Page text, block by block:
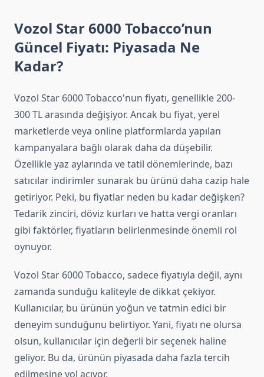
Vozol Star 6000 Tobacco’nun
Güncel Fiyatı: Piyasada Ne
Kadar?
Vozol Star 6000 Tobacco'nun fiyatı, genellikle 200-
300 TL arasında değişiyor. Ancak bu fiyat, yerel
marketlerde veya online platformlarda yapılan
kampanyalara bağlı olarak daha da düşebilir.
Özellikle yaz aylarında ve tatil dönemlerinde, bazı
satıcılar indirimler sunarak bu ürünü daha cazip hale
getiriyor. Peki, bu fiyatlar neden bu kadar değişken?
Tedarik zinciri, döviz kurları ve hatta vergi oranları
gibi faktörler, fiyatların belirlenmesinde önemli rol
oynuyor.
Vozol Star 6000 Tobacco, sadece fiyatıyla değil, aynı
zamanda sunduğu kaliteyle de dikkat çekiyor.
Kullanıcılar, bu ürünün yoğun ve tatmin edici bir
deneyim sunduğunu belirtiyor. Yani, fiyatı ne olursa
olsun, kullanıcılar için değerli bir seçenek haline
geliyor. Bu da, ürünün piyasada daha fazla tercih
edilmesine yol açıyor.